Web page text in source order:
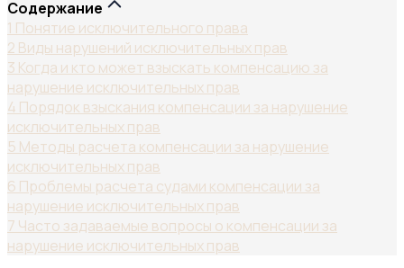
Содержание
1 Понятие исключительного права
2 Виды нарушений исключительных прав
3 Когда и кто может взыскать компенсацию за
нарушение исключительных прав
4 Порядок взыскания компенсации за нарушение
исключительных прав
5 Методы расчета компенсации за нарушение
исключительных прав
6 Проблемы расчета судами компенсации за
нарушение исключительных прав
7 Часто задаваемые вопросы о компенсации за
нарушение исключительных прав